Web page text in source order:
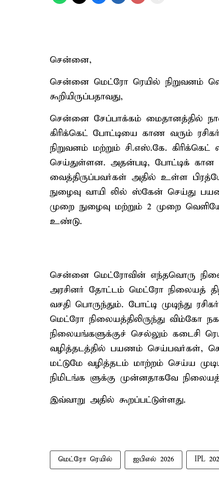
சென்னை,
சென்னை மெட்ரோ ரெயில் நிறுவனம்
கூறியிருப்பதாவது,
சென்னை சேப்பாக்கம் மைதானத்தில்
கிரிக்கெட் போட்டியை காண வரும்
நிறுவனம் மற்றும் சி.எஸ்.கே.
செய்துள்ளன. அதன்படி, போட்டிக்
வைத்திருப்பவர்கள் அதில் உள்ள
நுழைவு வாயி லில் ஸ்கேன் செய்து
முறை நுழைவு மற்றும் 2 முறை
உண்டு.
சென்னை மெட்ரோவின் எந்தவொரு
அரசினர் தோட்டம் மெட்ரோ நிலையத்
வசதி பொருந்தும். போட்டி முடிந்து
மெட்ரோ நிலையத்திலிருந்து விம்கோ
நிலையங்களுக்குச் செல்லும் கடைசி
வழித்தடத்தில் பயணம் செய்பவர்கள்,
மட்டுமே வழித்தடம் மாற்றம் செய்ய
நிமிடங்க ளுக்கு முன்னதாகவே
இவ்வாறு அதில் கூறப்பட்டுள்ளது.
மெட்ரோ ரெயில் ஐபிஎல் 2026 IPL